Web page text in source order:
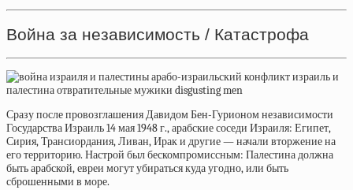
Война за независимость / Катастрофа
Сразу после провозглашения Давидом Бен-Гурионом независимости
Государства Израиль 14 мая 1948 г., арабские соседи Израиля: Египет,
Сирия, Трансиордания, Ливан, Ирак и другие — начали вторжение на
его территорию. Настрой был бескомпромиссным: Палестина должна
быть арабской, евреи могут убираться куда угодно, или быть
сброшенными в море.